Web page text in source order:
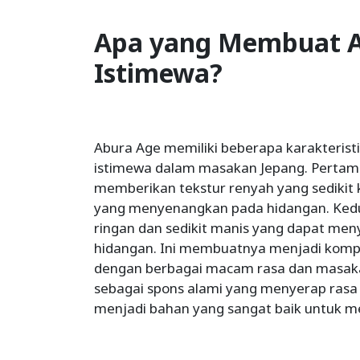
Apa yang Membuat
Istimewa?
Abura Age memiliki beberapa
istimewa dalam masakan Jepang.
memberikan tekstur renyah yang sedikit
yang menyenangkan pada hidangan.
ringan dan sedikit manis yang dapat
hidangan. Ini membuatnya menjadi
dengan berbagai macam rasa dan
sebagai spons alami yang menyerap
menjadi bahan yang sangat baik untuk